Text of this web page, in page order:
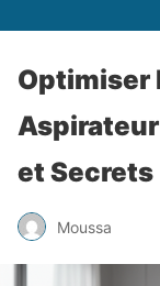
Optimiser
Aspirateur
et Secrets
Moussa